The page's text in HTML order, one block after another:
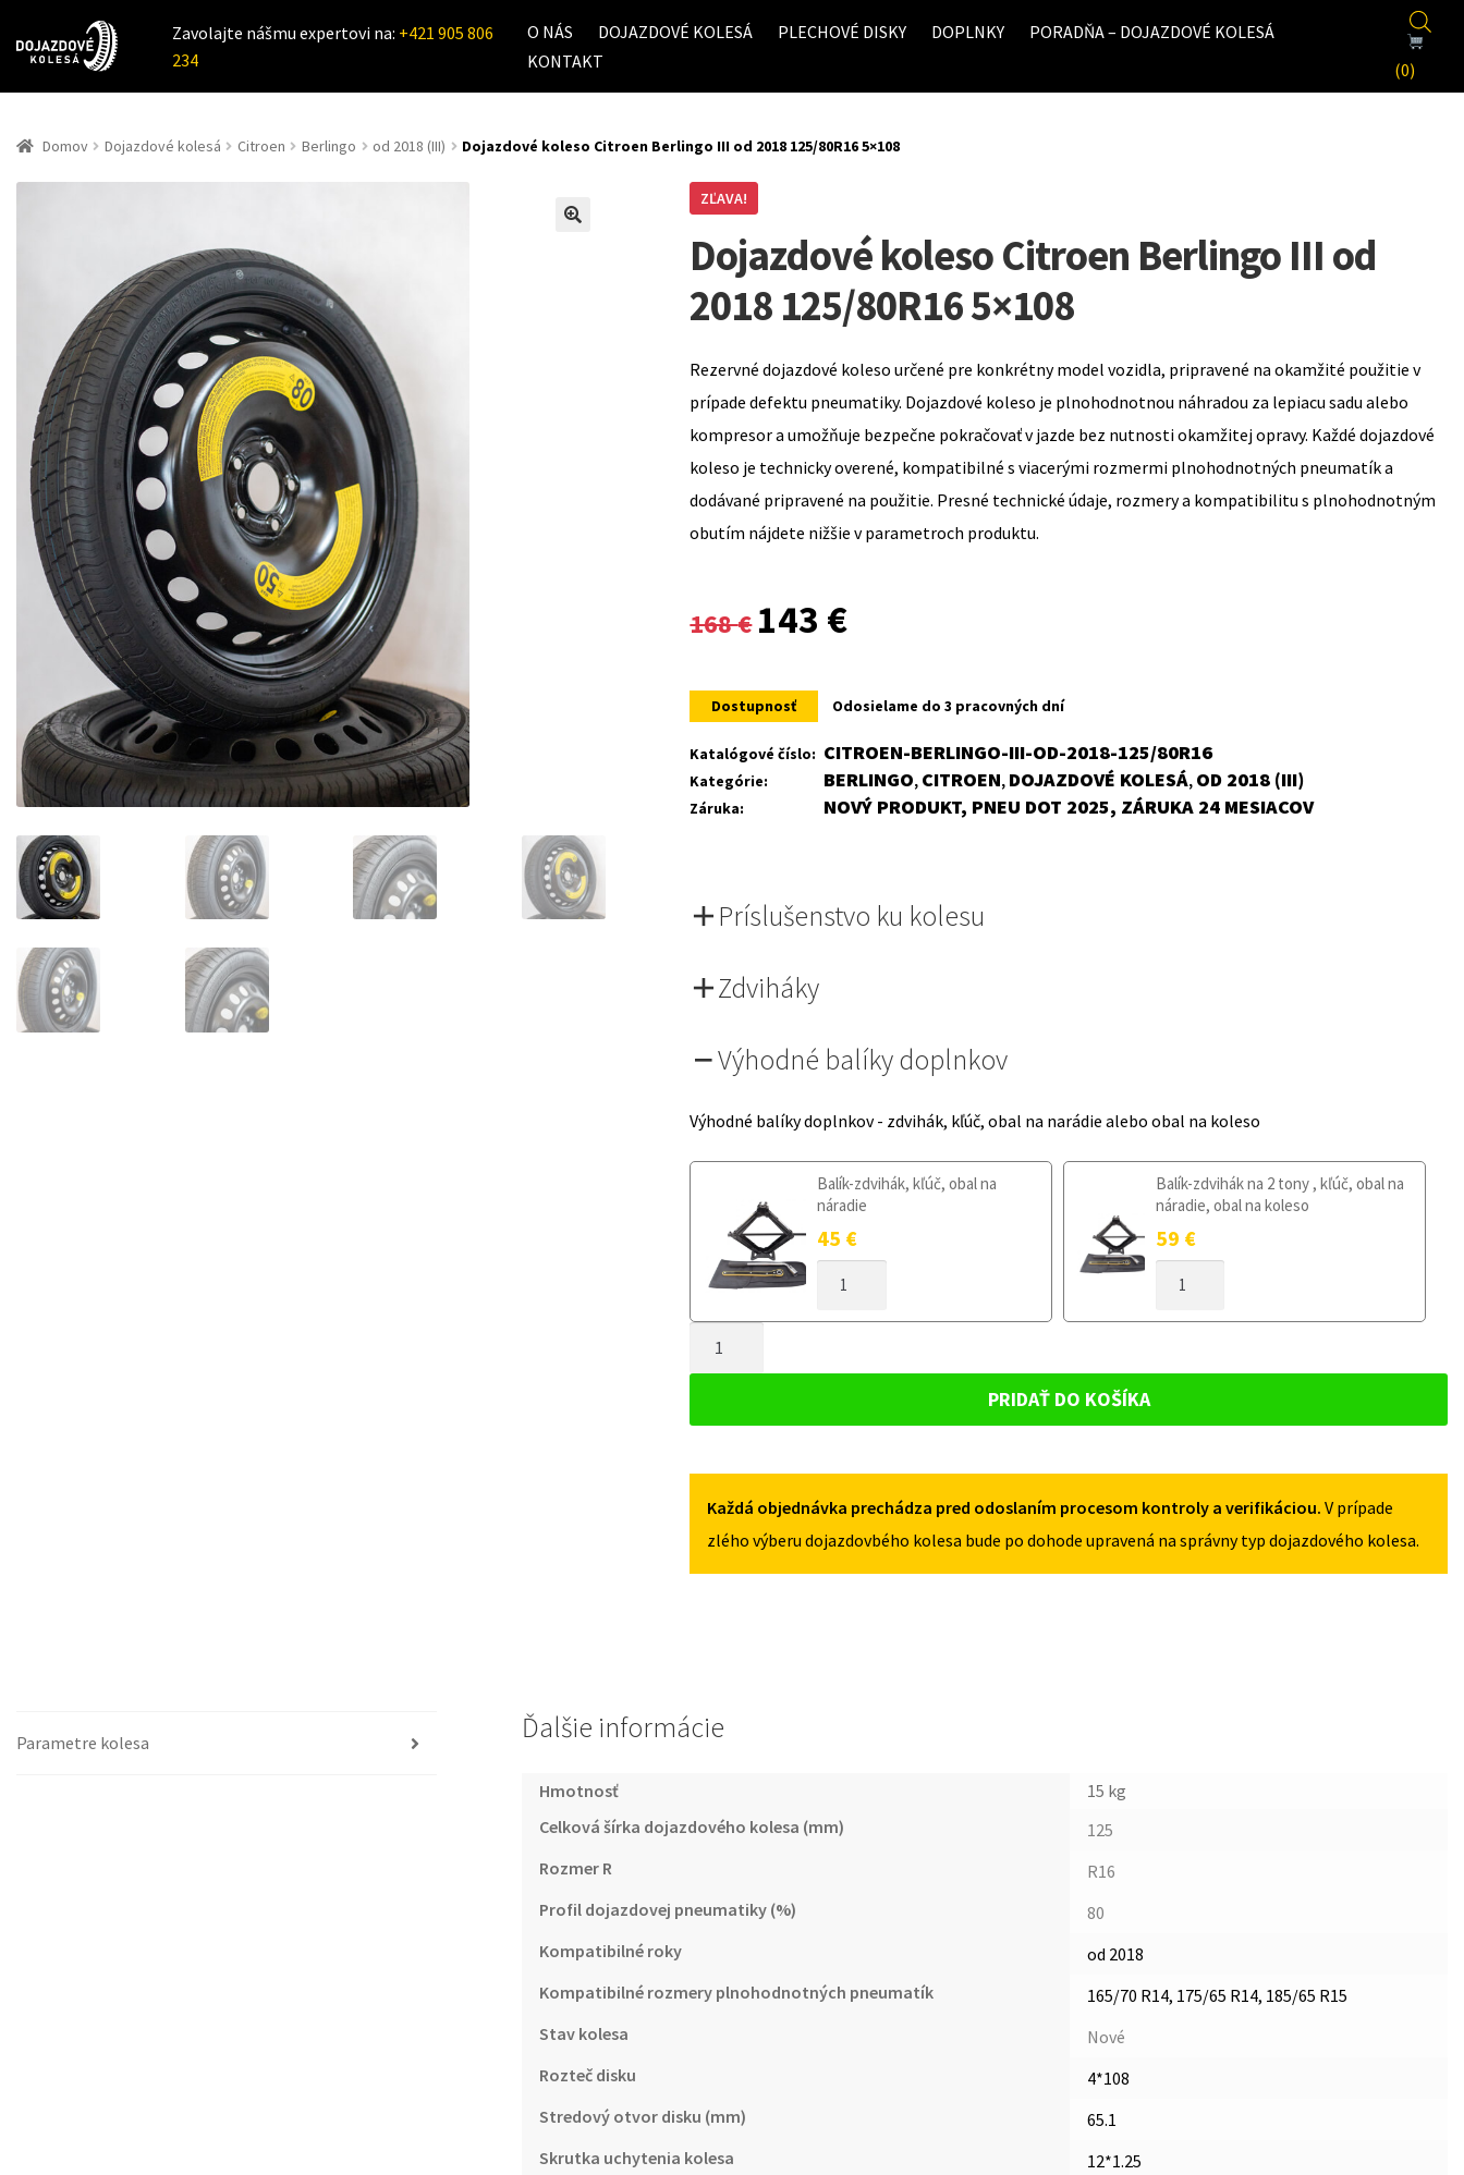
Zavolajte nášmu expertovi na: +421 905 806
234
O NÁS DOJAZDOVÉ KOLESÁ PLECHOVÉ DISKY DOPLNKY
PORADŇA – DOJAZDOVÉ KOLESÁ
KONTAKT
(0)
Domov Dojazdové kolesá Citroen Berlingo od 2018 (III) Dojazdové koleso Citroen Berlingo III od 2018 125/80R16 5×108
ZĽAVA!
Dojazdové koleso Citroen Berlingo III od
2018 125/80R16 5×108
Rezervné dojazdové koleso určené pre konkrétny model vozidla, pripravené na okamžité použitie v
prípade defektu pneumatiky. Dojazdové koleso je plnohodnotnou náhradou za lepiacu sadu alebo
kompresor a umožňuje bezpečne pokračovať v jazde bez nutnosti okamžitej opravy. Každé dojazdové
koleso je technicky overené, kompatibilné s viacerými rozmermi plnohodnotných pneumatík a
dodávané pripravené na použitie. Presné technické údaje, rozmery a kompatibilitu s plnohodnotným
obutím nájdete nižšie v parametroch produktu.
168€
Original
was:
168 €.
143 €
is:
143 €.
Dostupnosť Odosielame do 3 pracovných dní
Katalógové číslo: CITROEN-BERLINGO-III-OD-2018-125/80R16
Kategórie: BERLINGO, CITROEN, DOJAZDOVÉ KOLESÁ, OD 2018 (III)
Záruka: NOVÝ PRODUKT, PNEU DOT 2025, ZÁRUKA 24 MESIACOV
Príslušenstvo ku kolesu
Zdviháky
Výhodné balíky doplnkov
Výhodné balíky doplnkov - zdvihák, kľúč, obal na narádie alebo obal na koleso
Balík-zdvihák, kľúč, obal na
náradie
45 €
DOJAZDOVÉ
III
2018
Balík-zdvihák na 2 tony , kľúč, obal na
náradie, obal na koleso
59 €
DOJAZDOVÉ
III
2018
III
OD
125/80R16
5X108
PRIDAŤ DO KOŠÍKA
Každá objednávka prechádza pred odoslaním procesom kontroly a verifikáciou. V prípade
zlého výberu dojazdovbého kolesa bude po dohode upravená na správny typ dojazdového kolesa.
Parametre kolesa Ďalšie informácie
Hmotnosť
15 kg
Celková šírka dojazdového kolesa (mm)
125
Rozmer R
R16
Profil dojazdovej pneumatiky (%)
80
Kompatibilné roky
od 2018
Kompatibilné rozmery plnohodnotných pneumatík
165/70 R14, 175/65 R14, 185/65 R15
Stav kolesa
Nové
Rozteč disku
4*108
Stredový otvor disku (mm)
65.1
Skrutka uchytenia kolesa
12*1.25